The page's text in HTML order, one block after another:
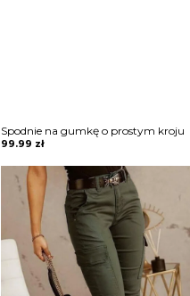
Spodnie na gumkę o prostym kroju
99.99 zł